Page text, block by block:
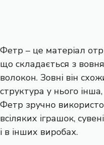
Фетр – це матеріал
що складається з
волокон. Зовні він
структура у нього
Фетр зручно
всіляких іграшок,
і в інших виробах.